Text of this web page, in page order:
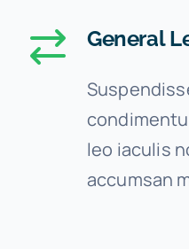
General
leo iaculis
accumsan